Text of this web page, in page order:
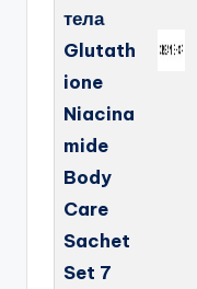
тела
Glutath
ione
Niacina
mide
Body
Care
Sachet
Set 7